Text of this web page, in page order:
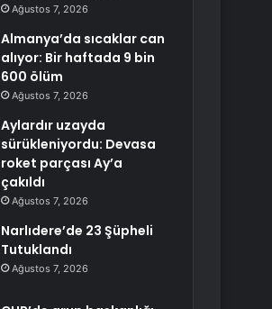
Ağustos 7, 2026
Almanya’da sıcaklar can
alıyor: Bir haftada 9 bin
600 ölüm
Ağustos 7, 2026
Aylardır uzayda
sürükleniyordu: Devasa
roket parçası Ay’a
çakıldı
Ağustos 7, 2026
Narlıdere’de 23 Şüpheli
Tutuklandı
Ağustos 7, 2026